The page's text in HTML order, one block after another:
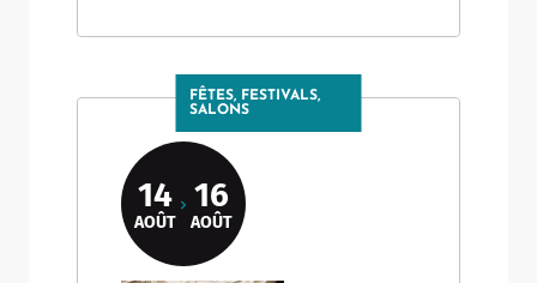
FÊTES, FESTIVALS,
SALONS
14
AOÛT
16
AOÛT